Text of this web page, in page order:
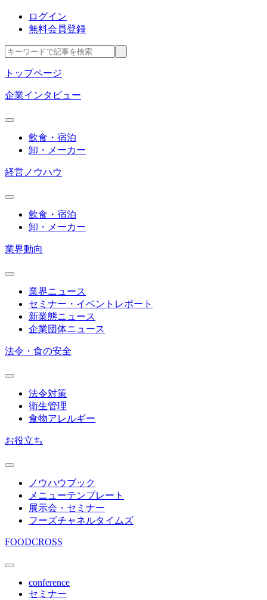
ログイン
無料会員登録
トップページ
企業インタビュー
飲食・宿泊
卸・メーカー
経営ノウハウ
飲食・宿泊
卸・メーカー
業界動向
業界ニュース
セミナー・イベントレポート
新業態ニュース
企業団体ニュース
法令・食の安全
法令対策
衛生管理
食物アレルギー
お役立ち
ノウハウブック
メニューテンプレート
展示会・セミナー
フーズチャネルタイムズ
FOODCROSS
conference
セミナー